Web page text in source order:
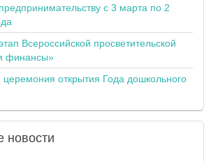
с 3 марта по 2
Всероссийской просветительской
финансы»
церемония открытия Года дошкольного
новости